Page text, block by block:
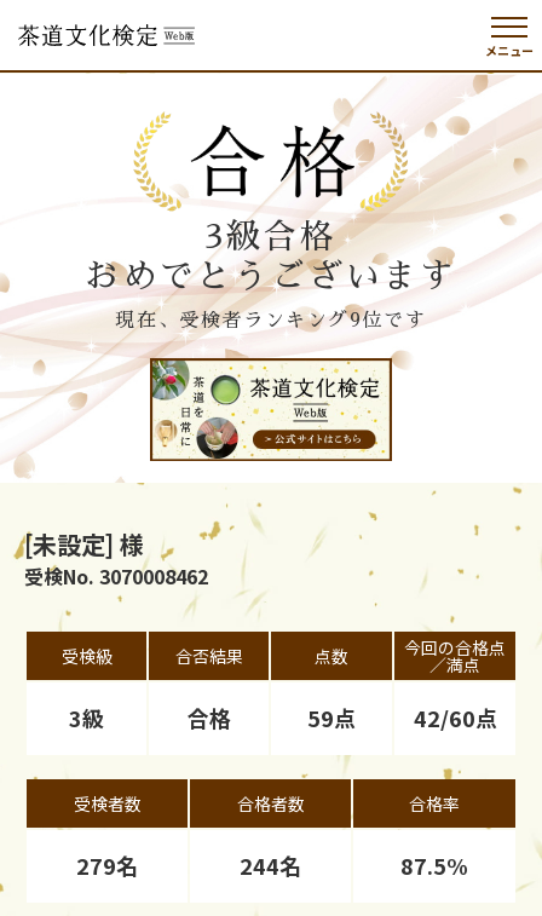
メニュー
3級合格
おめでとうございます
現在、受検者ランキング9位です
[未設定] 様
受検No. 3070008462
受検級 合否結果 点数 今回の合格点
／満点
3級 合格 59点 42/60点
受検者数 合格者数 合格率
279名 244名 87.5%